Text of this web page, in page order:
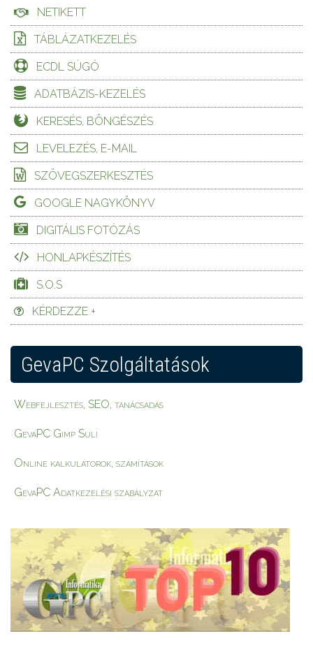
NETIKETT
TÁBLÁZATKEZELÉS
ECDL SÚGÓ
ADATBÁZIS-KEZELÉS
KERESÉS, BÖNGÉSZÉS
LEVELEZÉS, E-MAIL
SZÖVEGSZERKESZTÉS
GOOGLE NAGYKÖNYV
DIGITÁLIS FOTÓZÁS
HONLAPKÉSZÍTÉS
S.O.S
KÉRDEZZE +
GevaPC Szolgáltatások
Webfejlesztés, SEO, tanácsadás
GevaPC Gimp Suli
Online kalkulátorok, számítások
GevaPC Adatkezelési szabályzat